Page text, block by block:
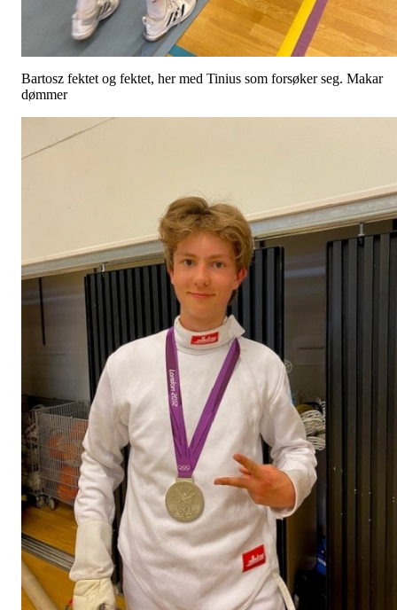
Bartosz fektet og fektet, her med Tinius som forsøker seg. Makar
dømmer